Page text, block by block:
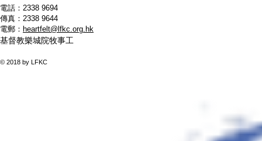
電話：2338 9694
傳真：2338 9644
電郵： heartfelt@lfkc.org.hk
基督教樂城院牧事工
© 2018 by LFKC